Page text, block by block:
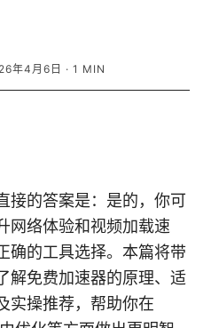
年4月6日 · 1 MIN
接的答案是：是的，你可
网络体验和视频加载速
确的工具选择。本篇将带
解免费加速器的原理、适
实操推荐，帮助你在